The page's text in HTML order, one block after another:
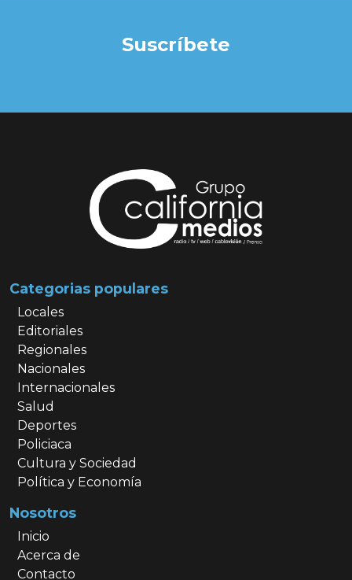
Suscríbete
Categorias populares
Locales
Editoriales
Regionales
Nacionales
Internacionales
Salud
Deportes
Policiaca
Cultura y Sociedad
Política y Economía
Nosotros
Inicio
Acerca de
Contacto